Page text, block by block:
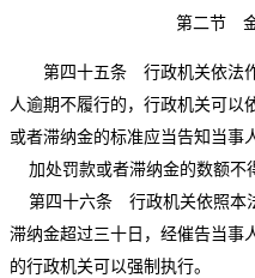
第二节 金
第四十五条 行政机关依法作
人逾期不履行的，行政机关可以
或者滞纳金的标准应当告知当事
加处罚款或者滞纳金的数额不
第四十六条 行政机关依照本
滞纳金超过三十日，经催告当事
的行政机关可以强制执行。